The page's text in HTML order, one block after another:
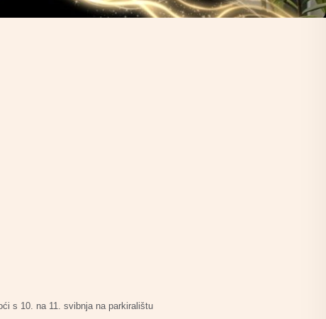
s 10. na 11. svibnja na parkiralištu